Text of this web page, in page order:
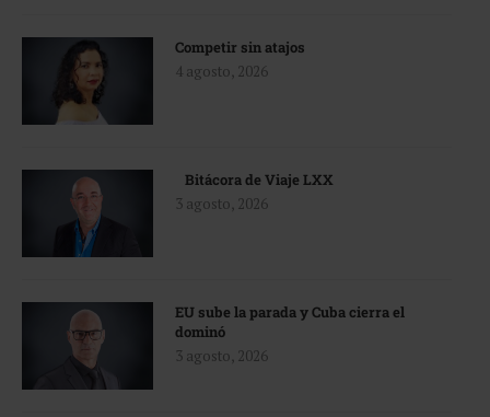
Competir sin atajos
4 agosto, 2026
Bitácora de Viaje LXX
3 agosto, 2026
EU sube la parada y Cuba cierra el
dominó
3 agosto, 2026